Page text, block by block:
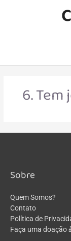
6.
Sobre
Quem Somos?
Contato
Política de
Faça uma doação